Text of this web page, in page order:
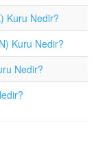
Kuru Nedir?
Kuru Nedir?
Nedir?